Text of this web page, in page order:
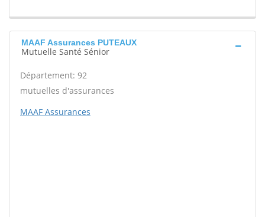
MAAF Assurances PUTEAUX
Mutuelle Santé Sénior
Département: 92
mutuelles d'assurances
MAAF Assurances